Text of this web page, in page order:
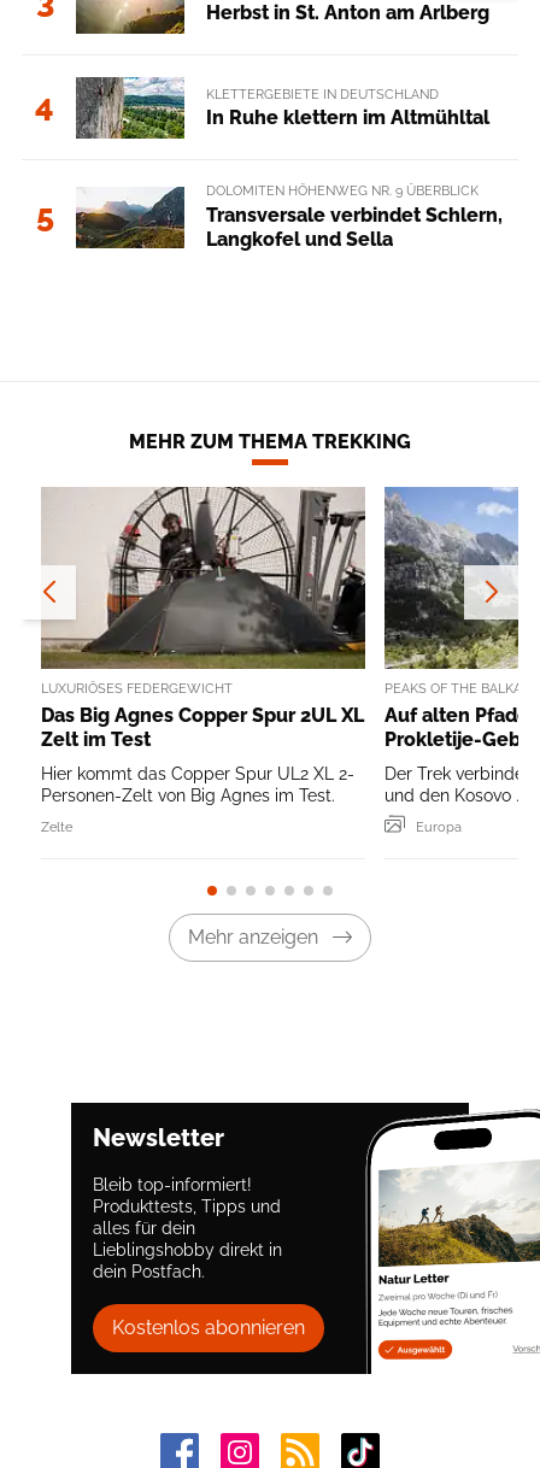
Herbst in St. Anton am Arlberg
4 KLETTERGEBIETE IN DEUTSCHLAND
In Ruhe klettern im Altmühltal
5
DOLOMITEN HÖHENWEG NR. 9 ÜBERBLICK
Transversale verbindet Schlern,
Langkofel und Sella
MEHR ZUM THEMA TREKKING
LUXURIÖSES FEDERGEWICHT
Das Big Agnes Copper Spur 2UL XL
Zelt im Test
Hier kommt das Copper Spur UL2 XL 2-
Personen-Zelt von Big Agnes im Test.
Zelte
PEAKS OF THE BALKANS
Auf alten
Prokletije-
Der Trek verbindet
und den Kosovo ...
Europa
Mehr anzeigen
Newsletter
Bleib top-informiert!
Produkttests, Tipps und
alles für dein
Lieblingshobby direkt in
dein Postfach.
Kostenlos abonnieren